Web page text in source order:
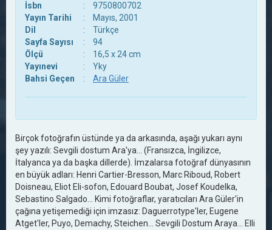
İsbn
:
9750800702
Yayın Tarihi
:
Mayıs, 2001
Dil
:
Türkçe
Sayfa Sayısı
:
94
Ölçü
:
16,5 x 24 cm
Yayınevi
:
Yky
Bahsi Geçen
: Ara Güler
Birçok fotoğrafın üstünde ya da arkasında, aşağı yukarı aynı
şey yazılı: Sevgili dostum Ara'ya... (Fransızca, İngilizce,
İtalyanca ya da başka dillerde). İmzalarsa fotoğraf dünyasının
en büyük adları: Henri Cartier-Bresson, Marc Riboud, Robert
Doisneau, Eliot Eli-sofon, Edouard Boubat, Josef Koudelka,
Sebastino Salgado... Kimi fotoğraflar, yaratıcıları Ara Güler'in
çağına yetişemediği için imzasız: Daguerrotype'ler, Eugene
Atget'ler, Puyo, Demachy, Steichen... Sevgili Dostum Araya... Elli